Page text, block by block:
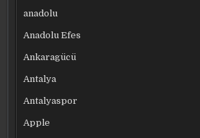
anadolu
Anadolu Efes
Ankaragücü
Antalya
Antalyaspor
Apple